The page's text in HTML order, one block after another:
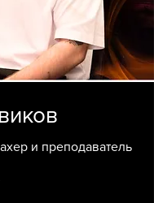
и преподаватель